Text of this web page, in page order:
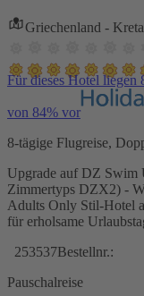
Griechenland -
Für dieses Hotel
von 84% vor
8-tägige Flugreise,
Upgrade auf DZ Swim
Zimmertyps DZX2) -
Adults Only Stil-Hotel
für erholsame
253537Bestellnr.:
Pauschalreise